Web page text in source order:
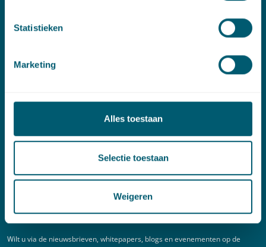
Statistieken
Marketing
Alles toestaan
Selectie toestaan
Weigeren
2594 AC Den Haag
Nieuwsbrief
Wilt u via de nieuwsbrieven, whitepapers, blogs en evenementen op de